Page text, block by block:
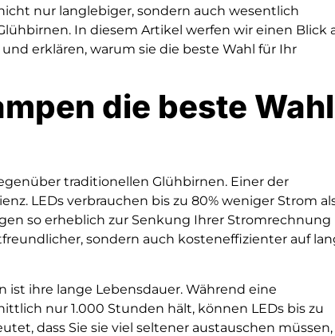
nur langlebiger, sondern auch wesentlich
In diesem Artikel werfen wir einen Blick
erklären, warum sie die beste Wahl für Ihr
die beste Wahl
traditionellen Glühbirnen. Einer der
LEDs verbrauchen bis zu 80% weniger Strom
so erheblich zur Senkung Ihrer Stromrechnung
sondern auch kosteneffizienter auf
ist ihre lange Lebensdauer. Während eine
nur 1.000 Stunden hält, können LEDs bis zu
dass Sie sie viel seltener austauschen müssen,